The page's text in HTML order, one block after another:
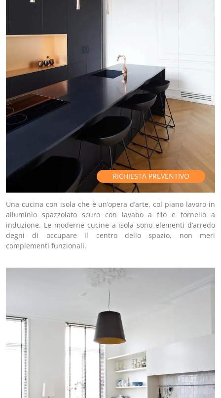
RICHIESTA PREVENTIVO
Una cucina con isola che è un’opera d’arte, col piano lavoro in
alluminio spazzolato scuro con lavabo a filo e fornello a
induzione. Le moderne cucine a isola sono elementi d’arredo
degni di occupare il centro dello spazio, non meri
complementi funzionali.